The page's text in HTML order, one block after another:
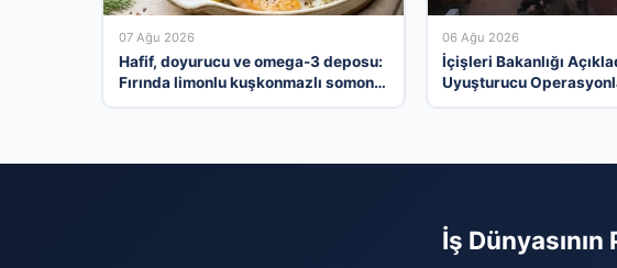
07 Ağu 2026
Hafif, doyurucu ve omega-3 deposu:
Fırında limonlu kuşkonmazlı somon
06 Ağu 2026
İçişleri Bakanlığı
Uyuşturucu
İş